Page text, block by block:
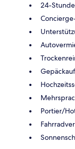
24-
Portier/